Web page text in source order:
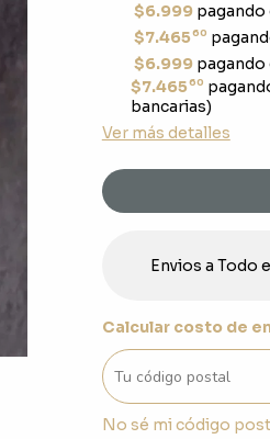
$6.999pagando
$7.46560
$6.999pagando
$7.46560
bancarias)
Ver más detalles
Envios a Todo
Calcular costo de
No sé mi código